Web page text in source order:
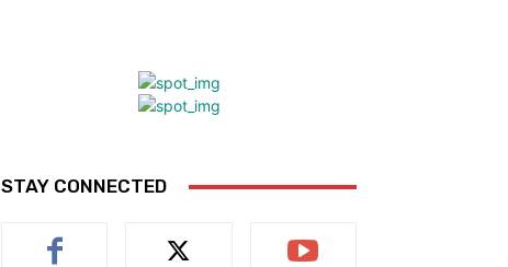
STAY CONNECTED